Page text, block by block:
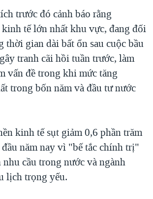
trước đó cảnh báo rằng
tế lớn nhất khu vực, đang đối
thời gian dài bất ổn sau cuộc bầu
tranh cãi hồi tuần trước, làm
vấn đề trong khi mức tăng
trong bốn năm và đầu tư nước
kinh tế sụt giảm 0,6 phần trăm
năm nay vì "bế tắc chính trị"
cầu trong nước và ngành
lịch trọng yếu.